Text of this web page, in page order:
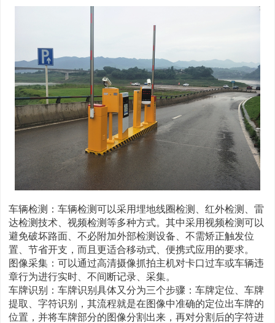
车辆检测：车辆检测可以采用埋地线圈检测、红外检测、雷
达检测技术、视频检测等多种方式。其中采用视频检测可以
避免破坏路面、不必附加外部检测设备、不需矫正触发位
置、节省开支，而且更适合移动式、便携式应用的要求。
图像采集：可以通过高清摄像抓拍主机对卡口过车或车辆违
章行为进行实时、不间断记录、采集。
车牌识别：车牌识别具体又分为三个步骤：车牌定位、车牌
提取、字符识别，其流程就是在图像中准确的定位出车牌的
位置，并将车牌部分的图像分割出来，再对分割后的字符进